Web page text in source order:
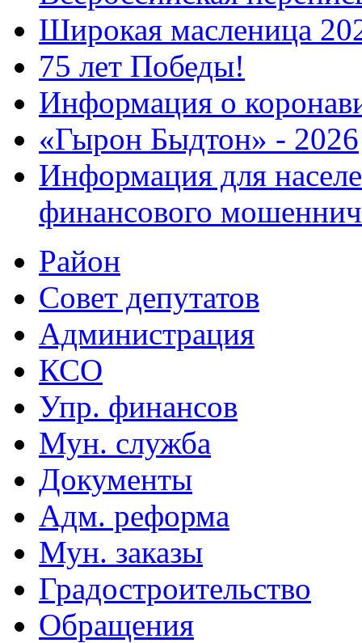
Широкая масленица
75 лет Победы!
Информация о
«Гырон Быдтон» - 2026
Информация для
финансового
Район
Совет депутатов
Администрация
КСО
Упр. финансов
Мун. служба
Документы
Адм. реформа
Мун. заказы
Градостроительство
Обращения